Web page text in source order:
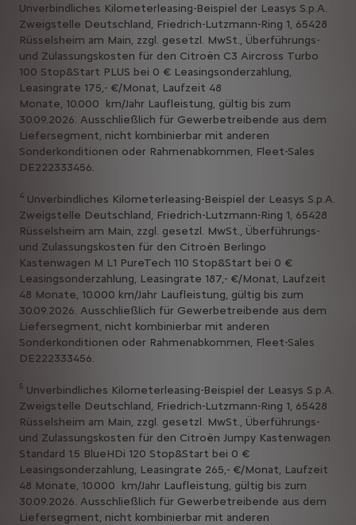
Unverbindliches Kilometerleasing-Beispiel der Leasys S.p.A.
Zweigstelle Deutschland, Friedrich-Lutzmann-Ring 1, 65428
Rüsselsheim am Main, zzgl. gesetzl. MwSt., Überführungs-
und Zulassungskosten für den Citroën C3 Aircross Turbo
100 Stop&Start PLUS bei 0 € Leasingsonderzahlung,
Leasingrate 175,- €/Monat, Laufzeit 48
Monate, 10.000 km/Jahr Laufleistung, gültig bis zum
30.09.2026. Ausschließlich für Gewerbetreibende aus dem
Liefersegment, nicht kombinierbar mit anderen
Sonderkonditionen oder Rahmenabkommen, Fleet-Sales
DE222333456.
4 Unverbindliches Kilometerleasing-Beispiel der Leasys S.p.A.
Zweigstelle Deutschland, Friedrich-Lutzmann-Ring 1, 65428
Rüsselsheim am Main, zzgl. gesetzl. MwSt., Überführungs-
und Zulassungskosten für den Citroën Berlingo
Kastenwagen M L1 PureTech 110 Stop&Start bei 0 €
Leasingsonderzahlung, Leasingrate 187,- €/Monat, Laufzeit
48 Monate, 10.000 km/Jahr Laufleistung, gültig bis zum
30.09.2026. Ausschließlich für Gewerbetreibende aus dem
Liefersegment, nicht kombinierbar mit anderen
Sonderkonditionen oder Rahmenabkommen, Fleet-Sales
DE222333456.
5 Unverbindliches Kilometerleasing-Beispiel der Leasys S.p.A.
Zweigstelle Deutschland, Friedrich-Lutzmann-Ring 1, 65428
Rüsselsheim am Main, zzgl. gesetzl. MwSt., Überführungs-
und Zulassungskosten für den Citroën Jumpy Kastenwagen
Standard 1.5 BlueHDi 120 Stop&Start bei 0 €
Leasingsonderzahlung, Leasingrate 265,- €/Monat, Laufzeit
48 Monate, 10.000 km/Jahr Laufleistung, gültig bis zum
30.09.2026. Ausschließlich für Gewerbetreibende aus dem
Liefersegment, nicht kombinierbar mit anderen